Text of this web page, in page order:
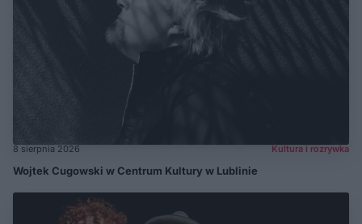
8 sierpnia 2026 Kultura i rozrywka
Wojtek Cugowski w Centrum Kultury w Lublinie